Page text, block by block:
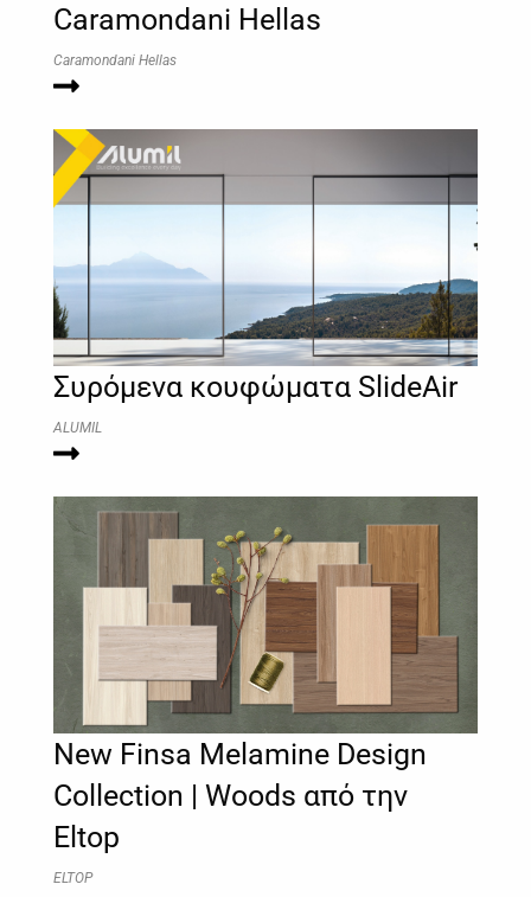
Caramondani Hellas
Caramondani Hellas
Συρόμενα κουφώματα SlideAir
ALUMIL
New Finsa Melamine Design
Collection | Woods από την
Eltop
ELTOP